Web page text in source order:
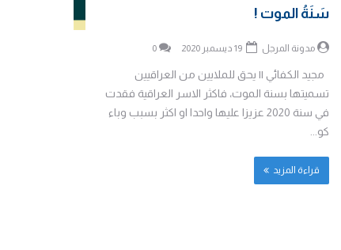
سَنَةُ الموت !
مدونة المرجل 19 ديسمبر 2020 0
مجيد الكفائي || يحق للملايين من العراقيين
تسميتها بسنة الموت، فاكثر الاسر العراقية فقدت
في سنة 2020 عزيزا عليها واحدا او اكثر بسبب وباء
كو...
قراءة المزيد